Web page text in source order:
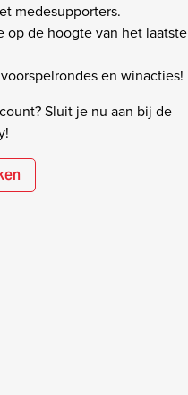
medesupporters.
op de hoogte van het laatste
en winacties!
Sluit je nu aan bij de